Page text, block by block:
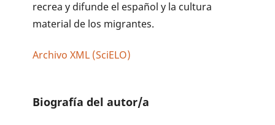
recrea y difunde el español y la cultura
material de los migrantes.
Archivo XML (SciELO)
Biografía del autor/a